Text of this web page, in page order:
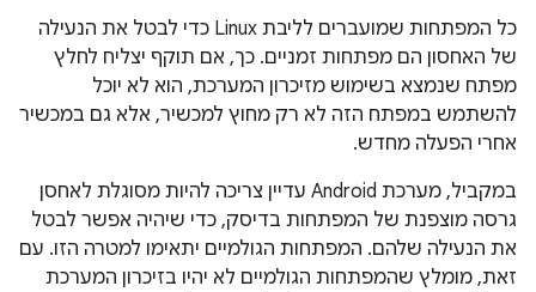
כל המפתחות שמועברים לליבת Linux כדי לבטל את הנעילה
של האחסון הם מפתחות זמניים. כך, אם תוקף יצליח לחלץ
מפתח שנמצא בשימוש מזיכרון המערכת, הוא לא יוכל
להשתמש במפתח הזה לא רק מחוץ למכשיר, אלא גם במכשיר
אחרי הפעלה מחדש.
במקביל, מערכת Android עדיין צריכה להיות מסוגלת לאחסן
גרסה מוצפנת של המפתחות בדיסק, כדי שיהיה אפשר לבטל
את הנעילה שלהם. המפתחות הגולמיים יתאימו למטרה הזו. עם
זאת, מומלץ שהמפתחות הגולמיים לא יהיו בזיכרון המערכת